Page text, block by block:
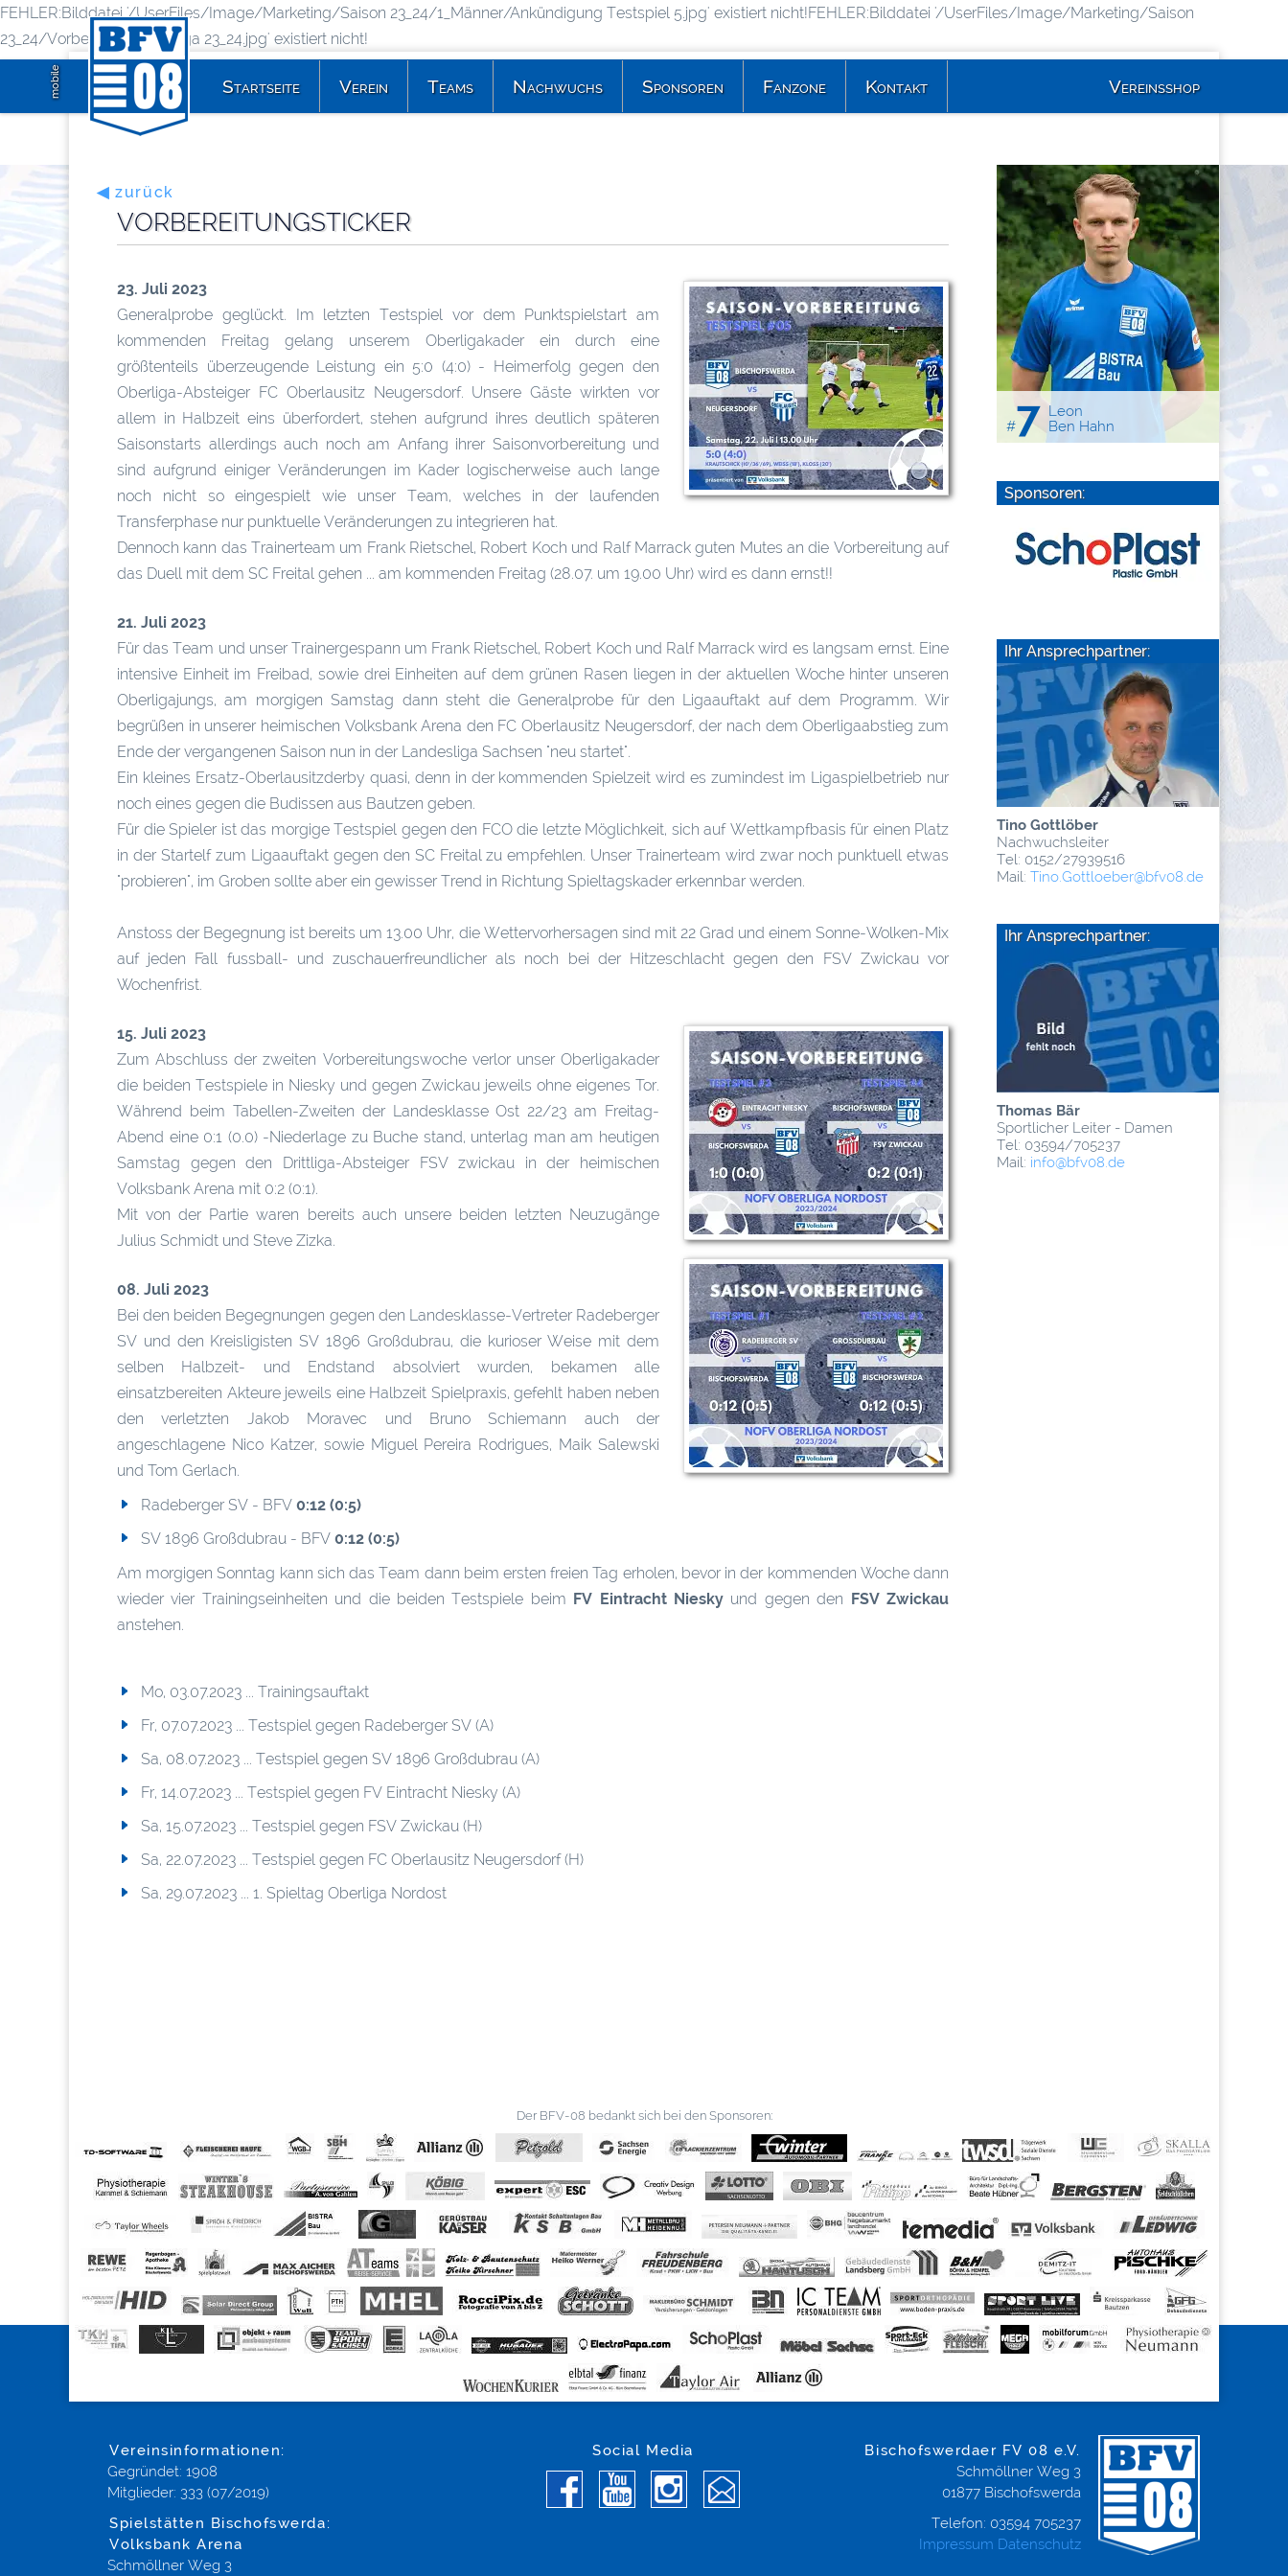
FEHLER:Bilddatei '/UserFiles/Image/Marketing/Saison 23_24/1_Männer/Ankündigung Testspiel 5.jpg' existiert nicht!FEHLER:Bilddatei '/UserFiles/Image/Marketing/Saison
23_24/Vorbereitung Oberliga 23_24.jpg' existiert nicht!
mobile
#7
Leon
Ben Hahn
Sponsoren:
Ihr Ansprechpartner:
Tino Gottlöber
Nachwuchsleiter
Tel: 0152/27939516
Mail: Tino.Gottloeber@­bfv08.de
Ihr Ansprechpartner:
Thomas Bär
Sportlicher Leiter - Damen
Tel: 03594/705237
Mail: info@­bfv08.de
◀ zurück
VORBEREITUNGSTICKER
23. Juli 2023
Generalprobe geglückt. Im letzten Testspiel vor dem Punktspielstart am
kommenden Freitag gelang unserem Oberligakader ein durch eine
größtenteils überzeugende Leistung ein 5:0 (4:0) - Heimerfolg gegen den
Oberliga-Absteiger FC Oberlausitz Neugersdorf. Unsere Gäste wirkten vor
allem in Halbzeit eins überfordert, stehen aufgrund ihres deutlich späteren
Saisonstarts allerdings auch noch am Anfang ihrer Saisonvorbereitung und
sind aufgrund einiger Veränderungen im Kader logischerweise auch lange
noch nicht so eingespielt wie unser Team, welches in der laufenden
Transferphase nur punktuelle Veränderungen zu integrieren hat.
Dennoch kann das Trainerteam um Frank Rietschel, Robert Koch und Ralf Marrack guten Mutes an die Vorbereitung auf
das Duell mit dem SC Freital gehen ... am kommenden Freitag (28.07. um 19.00 Uhr) wird es dann ernst!!
21. Juli 2023
Für das Team und unser Trainergespann um Frank Rietschel, Robert Koch und Ralf Marrack wird es langsam ernst. Eine
intensive Einheit im Freibad, sowie drei Einheiten auf dem grünen Rasen liegen in der aktuellen Woche hinter unseren
Oberligajungs, am morgigen Samstag dann steht die Generalprobe für den Ligaauftakt auf dem Programm. Wir
begrüßen in unserer heimischen Volksbank Arena den FC Oberlausitz Neugersdorf, der nach dem Oberligaabstieg zum
Ende der vergangenen Saison nun in der Landesliga Sachsen "neu startet".
Ein kleines Ersatz-Oberlausitzderby quasi, denn in der kommenden Spielzeit wird es zumindest im Ligaspielbetrieb nur
noch eines gegen die Budissen aus Bautzen geben.
Für die Spieler ist das morgige Testspiel gegen den FCO die letzte Möglichkeit, sich auf Wettkampfbasis für einen Platz
in der Startelf zum Ligaauftakt gegen den SC Freital zu empfehlen. Unser Trainerteam wird zwar noch punktuell etwas
"probieren", im Groben sollte aber ein gewisser Trend in Richtung Spieltagskader erkennbar werden.
Anstoss der Begegnung ist bereits um 13.00 Uhr, die Wettervorhersagen sind mit 22 Grad und einem Sonne-Wolken-Mix
auf jeden Fall fussball- und zuschauerfreundlicher als noch bei der Hitzeschlacht gegen den FSV Zwickau vor
Wochenfrist.
15. Juli 2023
Zum Abschluss der zweiten Vorbereitungswoche verlor unser Oberligakader
die beiden Testspiele in Niesky und gegen Zwickau jeweils ohne eigenes Tor.
Während beim Tabellen-Zweiten der Landesklasse Ost 22/23 am Freitag-
Abend eine 0:1 (0.0) -Niederlage zu Buche stand, unterlag man am heutigen
Samstag gegen den Drittliga-Absteiger FSV zwickau in der heimischen
Volksbank Arena mit 0:2 (0:1).
Mit von der Partie waren bereits auch unsere beiden letzten Neuzugänge
Julius Schmidt und Steve Zizka.
08. Juli 2023
Bei den beiden Begegnungen gegen den Landesklasse-Vertreter Radeberger
SV und den Kreisligisten SV 1896 Großdubrau, die kurioser Weise mit dem
selben Halbzeit- und Endstand absolviert wurden, bekamen alle
einsatzbereiten Akteure jeweils eine Halbzeit Spielpraxis, gefehlt haben neben
den verletzten Jakob Moravec und Bruno Schiemann auch der
angeschlagene Nico Katzer, sowie Miguel Pereira Rodrigues, Maik Salewski
und Tom Gerlach.
Radeberger SV - BFV 0:12 (0:5)
SV 1896 Großdubrau - BFV 0:12 (0:5)
Am morgigen Sonntag kann sich das Team dann beim ersten freien Tag erholen, bevor in der kommenden Woche dann
wieder vier Trainingseinheiten und die beiden Testspiele beim FV Eintracht Niesky und gegen den FSV Zwickau
anstehen.
Mo, 03.07.2023 ... Trainingsauftakt
Fr, 07.07.2023 ... Testspiel gegen Radeberger SV (A)
Sa, 08.07.2023 ... Testspiel gegen SV 1896 Großdubrau (A)
Fr, 14.07.2023 ... Testspiel gegen FV Eintracht Niesky (A)
Sa, 15.07.2023 ... Testspiel gegen FSV Zwickau (H)
Sa, 22.07.2023 ... Testspiel gegen FC Oberlausitz Neugersdorf (H)
Sa, 29.07.2023 ... 1. Spieltag Oberliga Nordost
Der BFV-08 bedankt sich bei den Sponsoren:
Vereinsinformationen:
Gegründet: 1908
Mitglieder: 333 (07/2019)
Spielstätten Bischofswerda:
Volksbank Arena
Schmöllner Weg 3
Social Media
Bischofswerdaer FV 08 e.V.
Schmöllner Weg 3
01877 Bischofswerda
Telefon: 03594 705237
Impressum Datenschutz
Startseite Verein Teams Nachwuchs Sponsoren Fanzone Kontakt Vereinsshop